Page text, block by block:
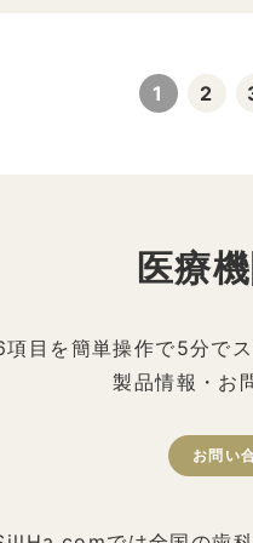
1 2
医療
目を簡単操作で5分で
製品情報・お
お問い